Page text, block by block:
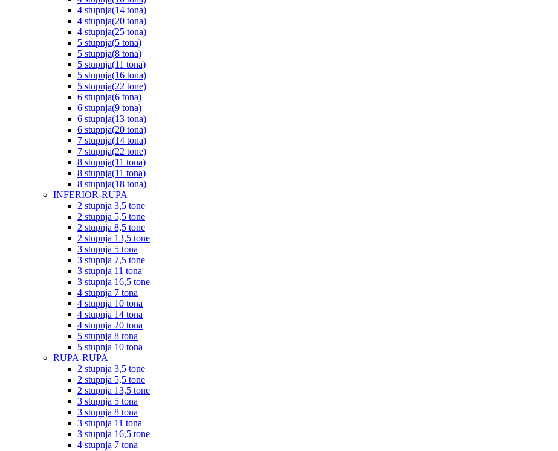
4 stupnja(14 tona)
4 stupnja(20 tona)
4 stupnja(25 tona)
5 stupnja(5 tona)
5 stupnja(8 tona)
5 stupnja(11 tona)
5 stupnja(16 tona)
5 stupnja(22 tone)
6 stupnja(6 tona)
6 stupnja(9 tona)
6 stupnja(13 tona)
6 stupnja(20 tona)
7 stupnja(14 tona)
7 stupnja(22 tone)
8 stupnja(11 tona)
8 stupnja(11 tona)
8 stupnja(18 tona)
INFERIOR-RUPA
2 stupnja 3,5 tone
2 stupnja 5,5 tone
2 stupnja 8,5 tone
2 stupnja 13,5 tone
3 stupnja 5 tona
3 stupnja 7,5 tone
3 stupnja 11 tona
3 stupnja 16,5 tone
4 stupnja 7 tona
4 stupnja 10 tona
4 stupnja 14 tona
4 stupnja 20 tona
5 stupnja 8 tona
5 stupnja 10 tona
RUPA-RUPA
2 stupnja 3,5 tone
2 stupnja 5,5 tone
2 stupnja 13,5 tone
3 stupnja 5 tona
3 stupnja 8 tona
3 stupnja 11 tona
3 stupnja 16,5 tone
4 stupnja 7 tona